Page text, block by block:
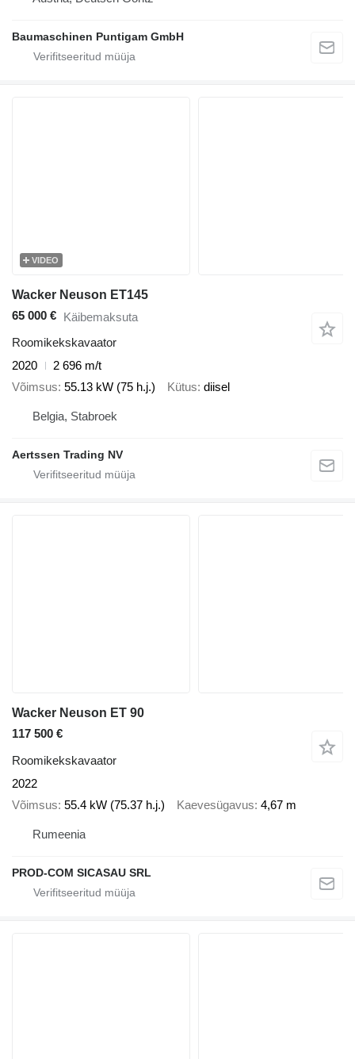
Baumaschinen Puntigam GmbH
VIDEO
Wacker Neuson ET145
65 000 € Käibemaksuta
Roomikekskavaator
2020
2 696 m/t
Võimsus 55.13 kW (75 h.j.) Kütus diisel
Belgia, Stabroek
Aertssen Trading NV
Wacker Neuson ET 90
117 500 €
Roomikekskavaator
2022
Võimsus 55.4 kW (75.37 h.j.) Kaevesügavus 4,67 m
Rumeenia
PROD-COM SICASAU SRL